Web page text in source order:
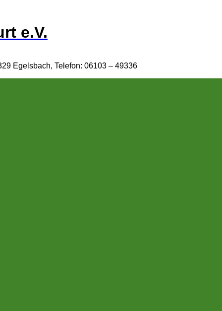
e.V.
Egelsbach, Telefon: 06103 – 49336